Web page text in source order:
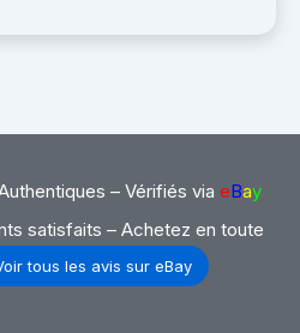
– Vérifiés via eBay
satisfaits – Achetez en toute
tous les avis sur eBay